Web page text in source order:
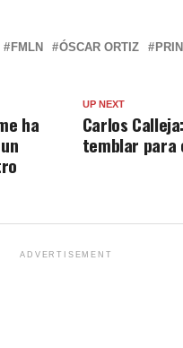
FMLN ÓSCAR ORTIZ
UP NEXT
Carlos
temblar para
ha
ADVERTISEMENT